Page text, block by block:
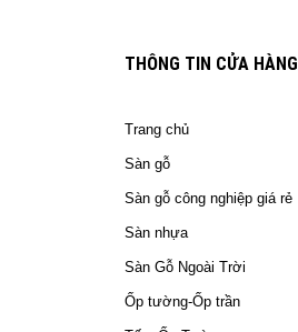
THÔNG TIN CỬA HÀNG
Trang chủ
Sàn gỗ
Sàn gỗ công nghiệp giá rẻ
Sàn nhựa
Sàn Gỗ Ngoài Trời
Ốp tường-Ốp trần